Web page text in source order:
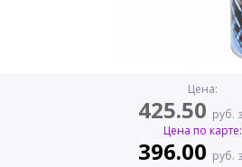
Цена:
425.50 руб.
Цена по карте:
396.00 руб.